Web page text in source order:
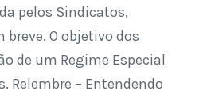
pelos Sindicatos,
O objetivo dos
de um Regime Especial
Relembre – Entendendo